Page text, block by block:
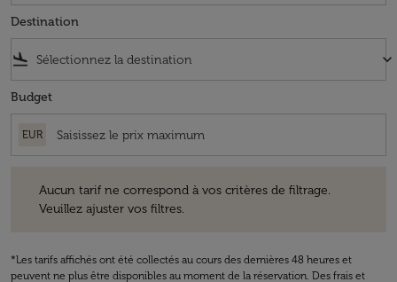
Destination
flight_land keyboard_arrow_down
Budget
EUR
Aucun tarif ne correspond à vos critères de filtrage.
Veuillez ajuster vos filtres.
*Les tarifs affichés ont été collectés au cours des dernières 48 heures et
peuvent ne plus être disponibles au moment de la réservation. Des frais et